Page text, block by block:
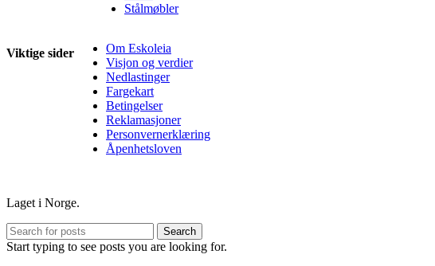
Stålmøbler
Viktige sider
Om Eskoleia
Visjon og verdier
Nedlastinger
Fargekart
Betingelser
Reklamasjoner
Personvernerklæring
Åpenhetsloven
Laget i Norge.
Search
Start typing to see posts you are looking for.